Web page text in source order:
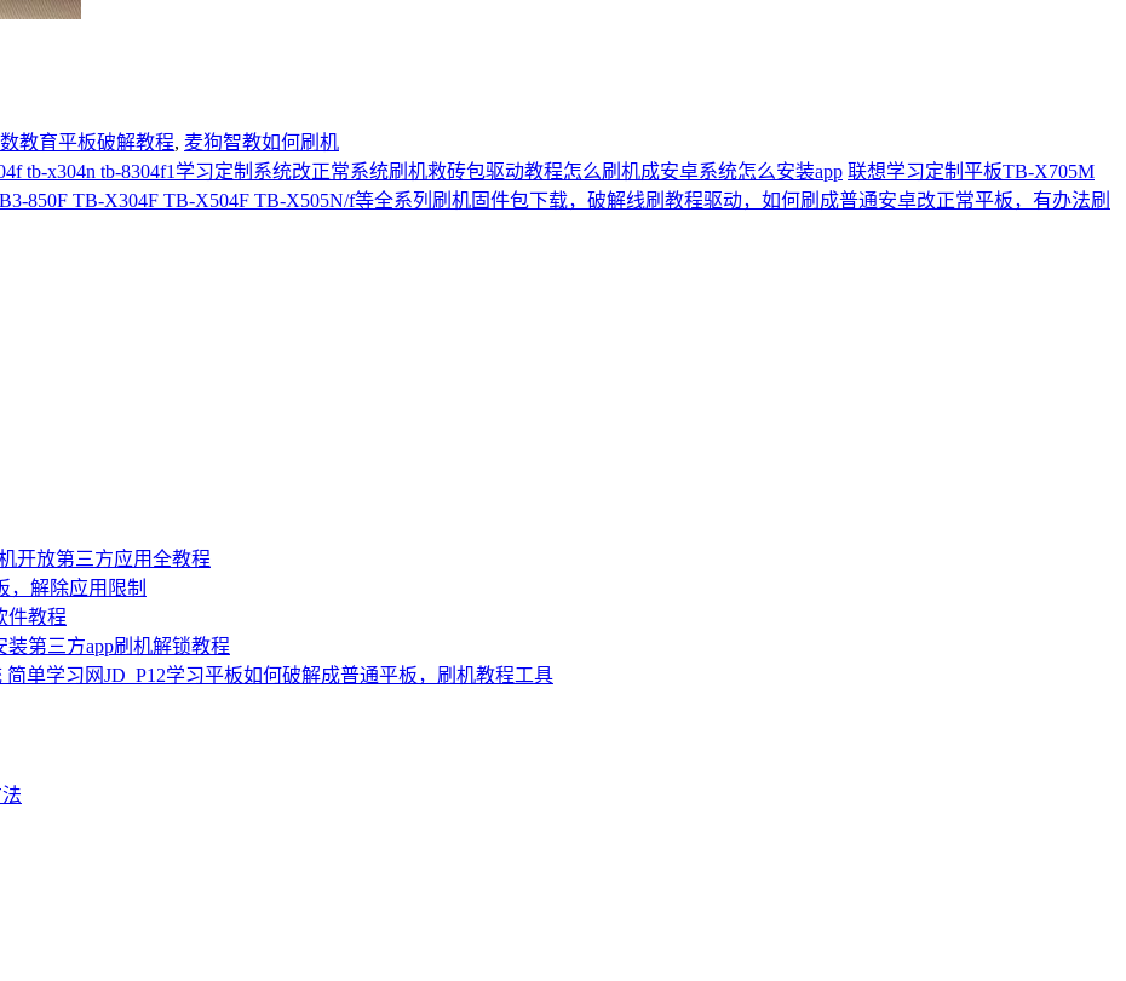
教育平板破解教程, 麦狗智教如何刷机
tb-x304n tb-8304f1学习定制系统改正常系统刷机救砖包驱动教程怎么刷机成安卓系统怎么安装app 联想学习定制平板TB-X705M
850F TB-X304F TB-X504F TB-X505N/f等全系列刷机固件包下载，破解线刷教程驱动，如何刷成普通安卓改正常平板，有办法刷
开放第三方应用全教程
，解除应用限制
件教程
第三方app刷机解锁教程
单学习网JD_P12学习平板如何破解成普通平板，刷机教程工具